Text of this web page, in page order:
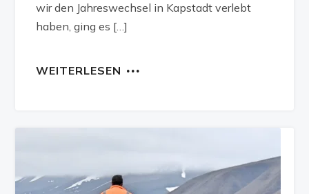
wir den Jahreswechsel in Kapstadt verlebt
haben, ging es […]
WEITERLESEN